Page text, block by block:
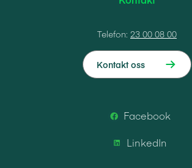
Facebook
LinkedIn
Telefon: 23 00 08 00
Kontakt oss